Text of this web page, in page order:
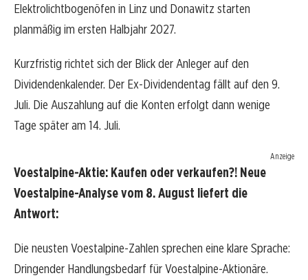
Elektrolichtbogenöfen in Linz und Donawitz starten
planmäßig im ersten Halbjahr 2027.
Kurzfristig richtet sich der Blick der Anleger auf den
Dividendenkalender. Der Ex-Dividendentag fällt auf den 9.
Juli. Die Auszahlung auf die Konten erfolgt dann wenige
Tage später am 14. Juli.
Anzeige
Voestalpine-Aktie: Kaufen oder verkaufen?! Neue
Voestalpine-Analyse vom 8. August liefert die
Antwort:
Die neusten Voestalpine-Zahlen sprechen eine klare Sprache:
Dringender Handlungsbedarf für Voestalpine-Aktionäre.